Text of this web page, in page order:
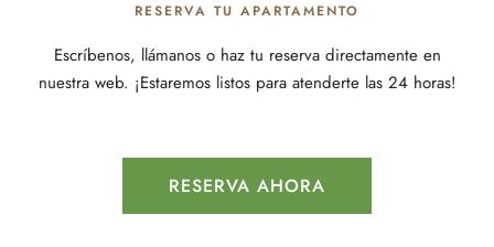
RESERVA TU APARTAMENTO
Escríbenos, llámanos o haz tu reserva directamente en
nuestra web. ¡Estaremos listos para atenderte las 24 horas!
RESERVA AHORA